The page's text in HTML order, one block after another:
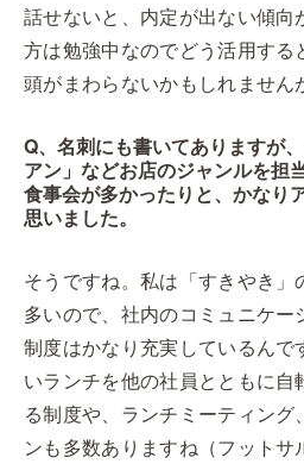
話せないと、内定が出ない傾向
方は勉強中なのでどう活用す
頭がまわらないかもしれません
Q、名刺にも書いてありますが
アン」などお店のジャンルを担
食事会が多かったりと、かなり
思いました。
そうですね。私は「すきやき
多いので、社内のコミュニケー
制度はかなり充実しているんで
いランチを他の社員とともに
る制度や、ランチミーティング
ンも多数ありますね（フット